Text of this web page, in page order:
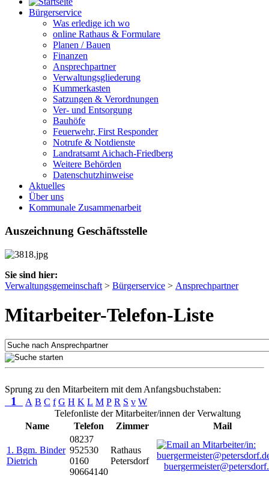
Bürgerservice
Was erledige ich wo
online Rathaus & Formulare
Planen / Bauen
Finanzen
Ansprechpartner
Verwaltungsgliederung
Kummerkasten
Satzungen & Verordnungen
Ver- und Entsorgung
Bauhöfe
Feuerwehr, First Responder
Notrufe & Notdienste
Landratsamt Aichach-Friedberg
Weitere Behörden
Datenschutzhinweise
Aktuelles
Über uns
Kommunale Zusammenarbeit
Auszeichnung Geschäftsstelle
Sie sind hier:
Verwaltungsgemeinschaft > Bürgerservice > Ansprechpartner
Mitarbeiter-Telefon-Liste
Sprung zu den Mitarbeitern mit dem Anfangsbuchstaben:
1 A B C f G H K L M P R S v W
Telefonliste der Mitarbeiter/innen der Verwaltung
Name
Telefon Zimmer Mail
1. Bgm. Binder
Dietrich
08237
952530
0160
90664140
Rathaus
Petersdorf